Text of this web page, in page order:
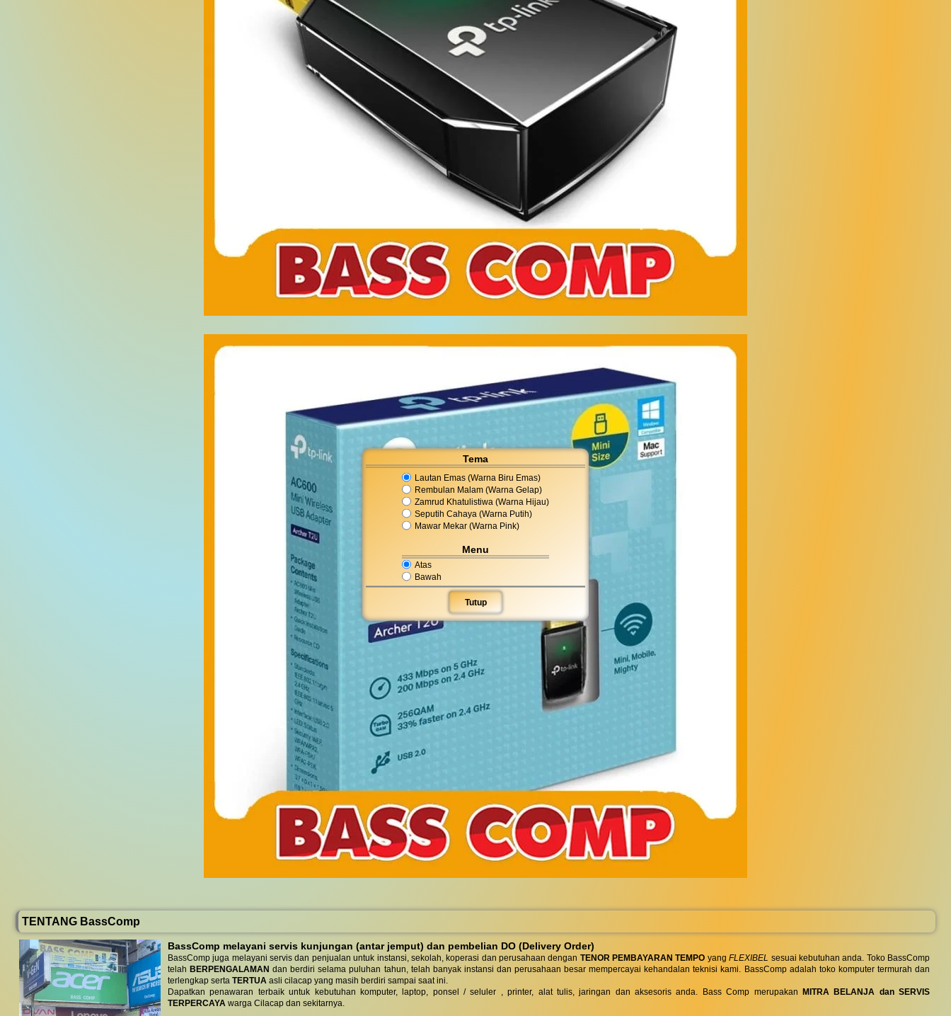
Tema
Lautan Emas (Warna Biru Emas)
Rembulan Malam (Warna Gelap)
Zamrud Khatulistiwa (Warna Hijau)
Seputih Cahaya (Warna Putih)
Mawar Mekar (Warna Pink)
Menu
Atas
Bawah
Tutup
TENTANG BassComp
BassComp melayani servis kunjungan (antar jemput) dan pembelian DO (Delivery Order)
BassComp juga melayani servis dan penjualan untuk instansi, sekolah, koperasi dan perusahaan dengan TENOR PEMBAYARAN TEMPO yangFLEXIBEL sesuai kebutuhan anda. Toko BassComp
telah BERPENGALAMAN dan berdiri selama puluhan tahun, telah banyak instansi dan perusahaan besar mempercayai kehandalan teknisi kami. BassComp adalah toko komputer termurah dan
terlengkap serta TERTUA asli cilacap yang masih berdiri sampai saat ini.
Dapatkan penawaran terbaik untuk kebutuhan komputer, laptop, ponsel / seluler , printer, alat tulis, jaringan dan aksesoris anda. Bass Comp merupakan
MITRA BELANJA dan SERVIS
TERPERCAYA warga Cilacap dan sekitarnya.